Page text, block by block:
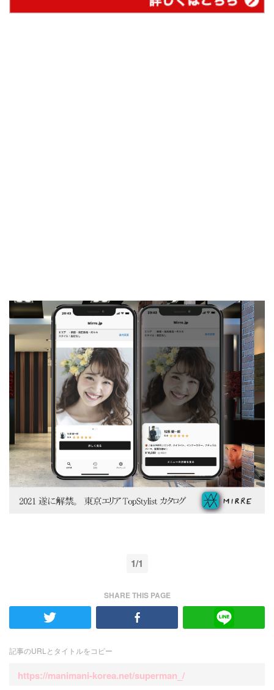
1/1
SHARE THIS PAGE
記事のURLとタイトルをコピー
https://manimani-korea.net/superman_/